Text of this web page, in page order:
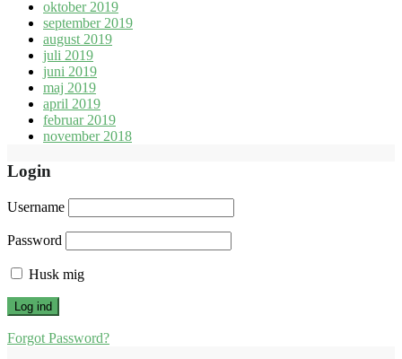
oktober 2019
september 2019
august 2019
juli 2019
juni 2019
maj 2019
april 2019
februar 2019
november 2018
Login
Username
Password
Husk mig
Forgot Password?